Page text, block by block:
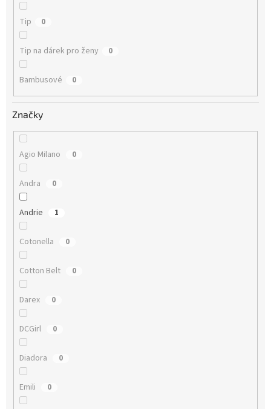
Tip 0
Tip na dárek pro ženy 0
Bambusové 0
Značky
Agio Milano 0
Andra 0
Andrie 1
Cotonella 0
Cotton Belt 0
Darex 0
DCGirl 0
Diadora 0
Emili 0